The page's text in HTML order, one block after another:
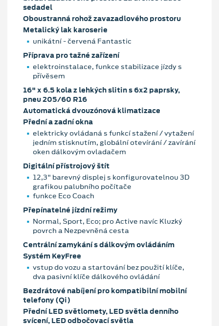
sedadel
Oboustranná rohož zavazadlového prostoru
Metalický lak karoserie
unikátní - červená Fantastic
Příprava pro tažné zařízení
elektroinstalace, funkce stabilizace jízdy s
přívěsem
16" x 6.5 kola z lehkých slitin s 6x2 paprsky,
pneu 205/60 R16
Automatická dvouzónová klimatizace
Přední a zadní okna
elektricky ovládaná s funkcí stažení / vytažení
jedním stisknutím, globální otevírání / zavírání
oken dálkovým ovladačem
Digitální přístrojový štít
12,3" barevný displej s konfigurovatelnou 3D
grafikou palubního počítače
funkce Eco Coach
Přepínatelné jízdní režimy
Normal, Sport, Eco; pro Active navíc Kluzký
povrch a Nezpevněná cesta
Centrální zamykání s dálkovým ovládáním
Systém KeyFree
vstup do vozu a startování bez použití klíče,
dva pasivní klíče dálkového ovládání
Bezdrátové nabíjení pro kompatibilní mobilní
telefony (Qi)
Přední LED světlomety, LED světla denního
svícení, LED odbočovací světla